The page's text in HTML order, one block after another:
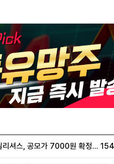
리셔스, 공모가 7000원 확정...